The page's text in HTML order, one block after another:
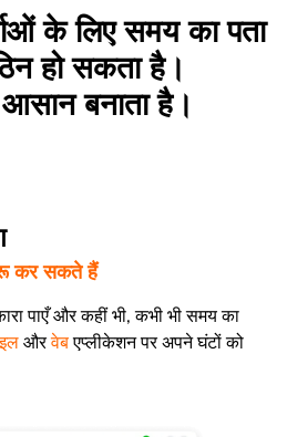
के लिए समय का पता
हो सकता है।
बनाता है।
कर सकते हैं
पाएँ और कहीं भी, कभी भी समय का
औरवेबएप्लीकेशन पर अपने घंटों को